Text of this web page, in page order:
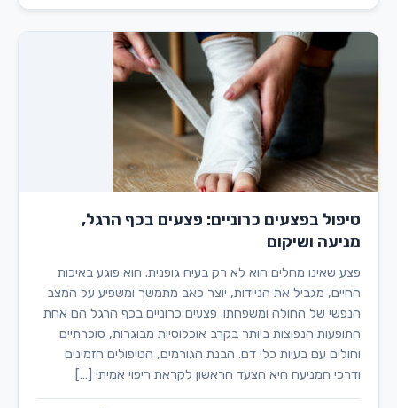
טיפול בפצעים כרוניים: פצעים בכף הרגל,
מניעה ושיקום
פצע שאינו מחלים הוא לא רק בעיה גופנית. הוא פוגע באיכות
החיים, מגביל את הניידות, יוצר כאב מתמשך ומשפיע על המצב
הנפשי של החולה ומשפחתו. פצעים כרוניים בכף הרגל הם אחת
התופעות הנפוצות ביותר בקרב אוכלוסיות מבוגרות, סוכרתיים
וחולים עם בעיות כלי דם. הבנת הגורמים, הטיפולים הזמינים
ודרכי המניעה היא הצעד הראשון לקראת ריפוי אמיתי […]